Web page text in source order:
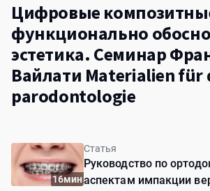
Цифровые
функционально
эстетика. Семинар
Вайлати Materialien für
parodontologie
16мин
Статья
Руководство по
аспектам импакции